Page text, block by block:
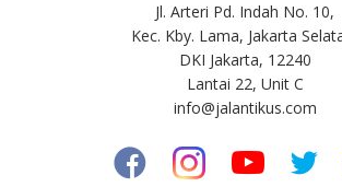
Jl. Arteri Pd. Indah No. 10,
Kec. Kby. Lama, Jakarta
DKI Jakarta, 12240
Lantai 22, Unit C
info@jalantikus.com